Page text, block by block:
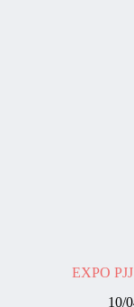
EXPO
10/